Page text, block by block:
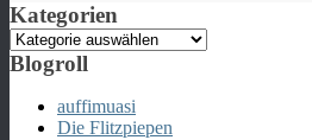
Kategorien
Kategorien
Blogroll
auffimuasi
Die Flitzpiepen